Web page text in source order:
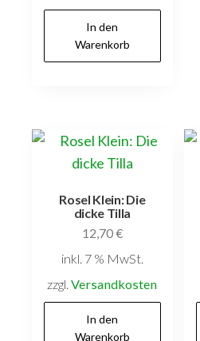
In den
Warenkorb
Rosel Klein: Die
dicke Tilla
12,70€
inkl. 7 % MwSt.
zzgl.Versandkosten
In den
Warenkorb